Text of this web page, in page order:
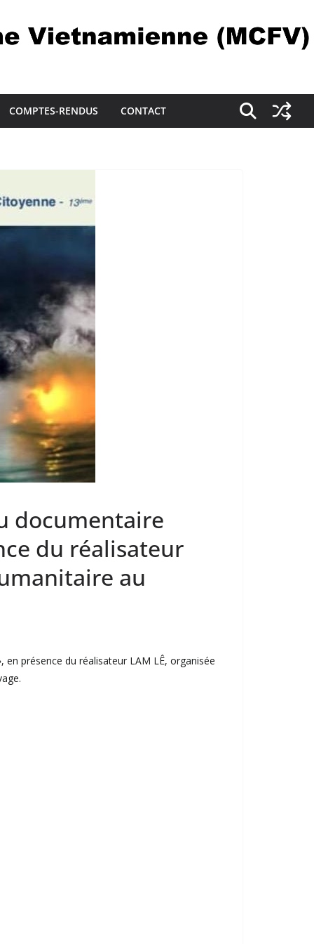
COMPTES-RENDUS CONTACT
documentaire
du réalisateur
au
présence du réalisateur LAM LÊ, organisée